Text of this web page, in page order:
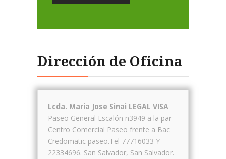
Dirección de Oficina
Lcda. Maria Jose Sinai LEGAL VISA
Paseo General Escalón n3949 a la par
Centro Comercial Paseo frente a Bac
Credomatic paseo.Tel 77716033 Y
22334696. San Salvador, San Salvador.